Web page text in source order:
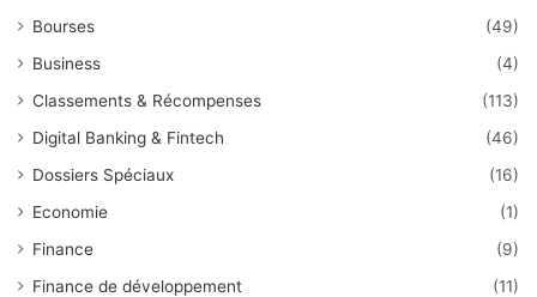
Bourses
(49)
Business
(4)
Classements & Récompenses
(113)
Digital Banking & Fintech
(46)
Dossiers Spéciaux
(16)
Economie
(1)
Finance
(9)
Finance de développement
(11)